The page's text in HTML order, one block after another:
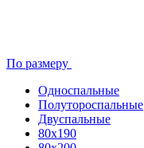
По размеру
Односпальные
Полутороспальные
Двуспальные
80x190